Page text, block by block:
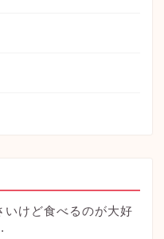
いけど食べるのが大好